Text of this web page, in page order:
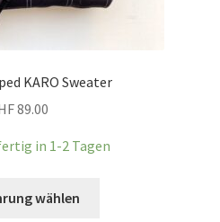
KARO Sweater
89.00
in 1-2 Tagen
wählen